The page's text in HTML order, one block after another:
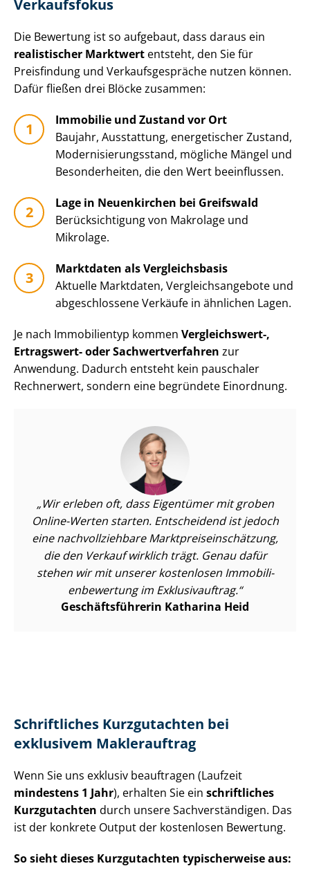
Verkaufsfokus
Die Bewertung ist so aufgebaut, dass daraus ein
realistischer Marktwert entsteht, den Sie für
Preisfindung und Ver­kaufs­ge­sprä­che nutzen können.
Dafür fließen drei Blöcke zusammen:
Immobilie und Zustand vor Ort
Baujahr, Ausstattung, energetischer Zustand,
Mo­der­ni­sie­rungs­stand, mögliche Mängel und
Besonderheiten, die den Wert beeinflussen.
Lage in Neuenkirchen bei Greifswald
Be­rück­sich­ti­gung von Makrolage und
Mikrolage.
Marktdaten als Vergleichsbasis
Aktuelle Marktdaten, Ver­gleichs­an­ge­bo­te und
abgeschlossene Verkäufe in ähnlichen Lagen.
Je nach Immobilientyp kommen Vergleichswert-,
Ertragswert- oder Sach­wert­ver­fah­ren zur
Anwendung. Dadurch entsteht kein pauschaler
Rechnerwert, sondern eine begründete Einordnung.
Wir erleben oft, dass Eigentümer mit groben
Online-Werten starten. Entscheidend ist jedoch
eine nach­voll­zieh­ba­re Markt­preis­ein­schät­zung,
die den Verkauf wirklich trägt. Genau dafür
stehen wir mit unserer kostenlosen Im­mo­bi­li­
en­be­wer­tung im Exklusivauftrag.
Ge­schäfts­füh­re­rin Katharina Heid
Schriftliches Kurzgutachten bei
exklusivem Maklerauftrag
Wenn Sie uns exklusiv beauftragen (Laufzeit
mindestens 1 Jahr), erhalten Sie ein schriftliches
Kurzgutachten durch unsere Sach­ver­stän­di­gen. Das
ist der konkrete Output der kostenlosen Bewertung.
So sieht dieses Kurzgutachten typischerweise aus: